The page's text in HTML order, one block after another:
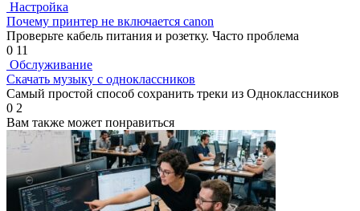
Настройка
Почему принтер не включается canon
Проверьте кабель питания и розетку. Часто проблема
0 11
Обслуживание
Скачать музыку с одноклассников
Самый простой способ сохранить треки из Одноклассников
0 2
Вам также может понравиться